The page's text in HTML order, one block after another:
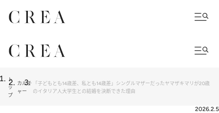
ト
ッ
プ
カルチ
ャー
「子どもとも14歳差、私とも14歳差」シングルマザーだったヤマザキマリが20歳
のイタリア人大学生との結婚を決断できた理由
2026.2.5